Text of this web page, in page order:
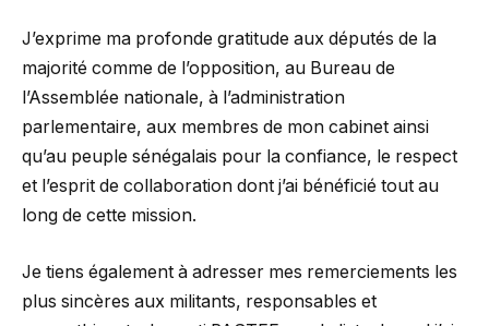
J’exprime ma profonde gratitude aux députés de la
majorité comme de l’opposition, au Bureau de
l’Assemblée nationale, à l’administration
parlementaire, aux membres de mon cabinet ainsi
qu’au peuple sénégalais pour la confiance, le respect
et l’esprit de collaboration dont j’ai bénéficié tout au
long de cette mission.
Je tiens également à adresser mes remerciements les
plus sincères aux militants, responsables et